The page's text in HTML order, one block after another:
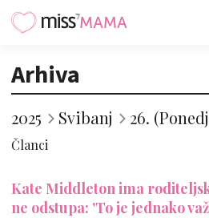
Arhiva
2025 Svibanj 26.
Članci
Kate Middleton ima
ne odstupa: 'To je jednako